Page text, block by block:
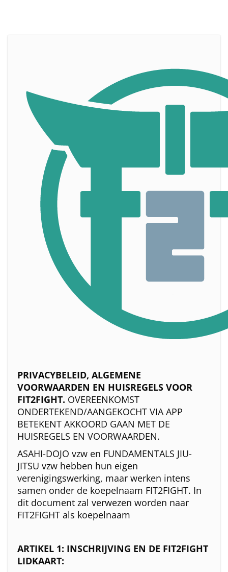
PRIVACYBELEID, ALGEMENE
VOORWAARDEN EN HUISREGELS VOOR
FIT2FIGHT. OVEREENKOMST
ONDERTEKEND/AANGEKOCHT VIA APP
BETEKENT AKKOORD GAAN MET DE
HUISREGELS EN VOORWAARDEN.
ASAHI-DOJO vzw en FUNDAMENTALS JIU-
JITSU vzw hebben hun eigen
verenigingswerking, maar werken intens
samen onder de koepelnaam FIT2FIGHT. In
dit document zal verwezen worden naar
FIT2FIGHT als koepelnaam
ARTIKEL 1: INSCHRIJVING EN DE FIT2FIGHT
LIDKAART: